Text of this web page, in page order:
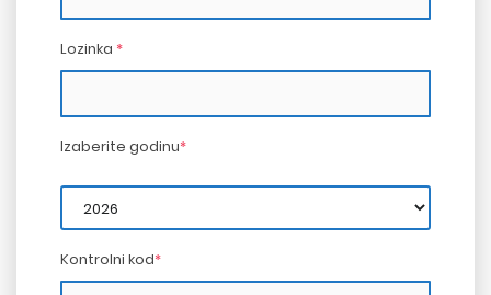
Lozinka *
Izaberite godinu*
Kontrolni kod*